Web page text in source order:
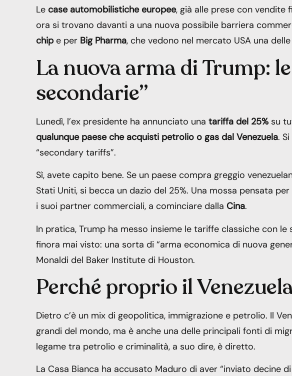
Le case automobilistiche europee, già alle prese con vendite
ora si trovano davanti a una nuova possibile barriera
chipe per Big Pharma, che vedono nel mercato USA una
La nuova arma di Trump:
secondarie”
Lunedì, l’ex presidente ha annunciato una tariffa del 25% su
qualunque paese che acquisti petrolio o gas dal Venezuela.
“secondary tariffs”.
Sì, avete capito bene. Se un paese compra greggio
Stati Uniti, si becca un dazio del 25%. Una mossa pensata
i suoi partner commerciali, a cominciare dalla Cina.
In pratica, Trump ha messo insieme le tariffe classiche con le
finora mai visto: una sorta di “arma economica di nuova
Monaldi del Baker Institute di Houston.
Perché proprio il
Dietro c’è un mix di geopolitica, immigrazione e petrolio. Il
grandi del mondo, ma è anche una delle principali fonti di
legame tra petrolio e criminalità, a suo dire, è diretto.
La Casa Bianca ha accusato Maduro di aver “inviato decine